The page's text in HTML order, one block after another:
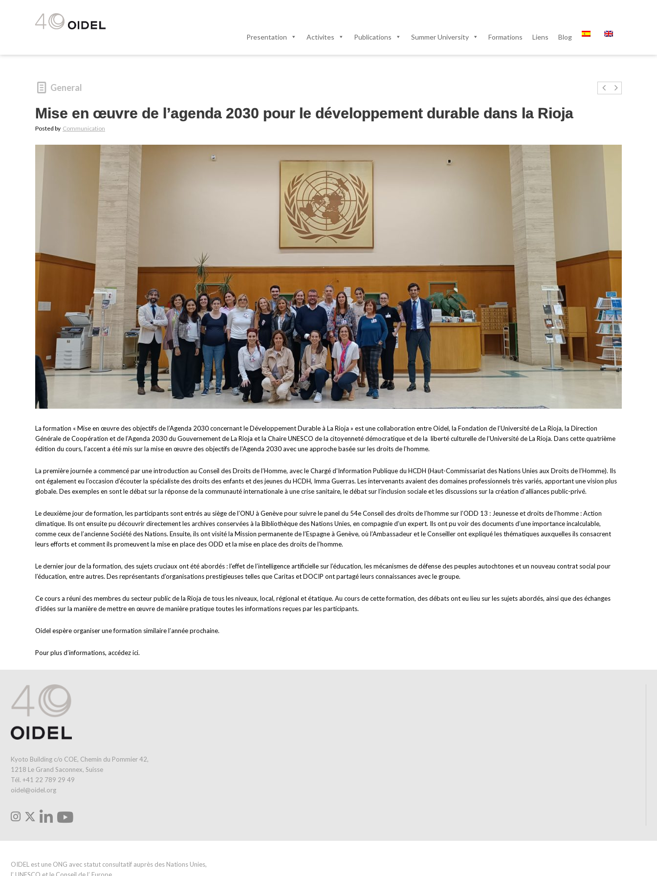
Presentation Activites Publications Summer University Formations Liens Blog
General
Mise en œuvre de l’agenda 2030 pour le développement durable dans la Rioja
Posted by Communication
La formation « Mise en œuvre des objectifs de l’Agenda 2030 concernant le Développement Durable à La Rioja » est une collaboration entre Oidel, la Fondation de l’Université de La Rioja, la Direction
Générale de Coopération et de l’Agenda 2030 du Gouvernement de La Rioja et la Chaire UNESCO de la citoyenneté démocratique et de la liberté culturelle de l’Université de La Rioja. Dans cette quatrième
édition du cours, l’accent a été mis sur la mise en œuvre des objectifs de l’Agenda 2030 avec une approche basée sur les droits de l’homme.
La première journée a commencé par une introduction au Conseil des Droits de l’Homme, avec le Chargé d’Information Publique du HCDH (Haut-Commissariat des Nations Unies aux Droits de l’Homme). Ils
ont également eu l’occasion d’écouter la spécialiste des droits des enfants et des jeunes du HCDH, Imma Guerras. Les intervenants avaient des domaines professionnels très variés, apportant une vision plus
globale. Des exemples en sont le débat sur la réponse de la communauté internationale à une crise sanitaire, le débat sur l’inclusion sociale et les discussions sur la création d’alliances public-privé.
Le deuxième jour de formation, les participants sont entrés au siège de l’ONU à Genève pour suivre le panel du 54e Conseil des droits de l’homme sur l’ODD 13 : Jeunesse et droits de l’homme : Action
climatique. Ils ont ensuite pu découvrir directement les archives conservées à la Bibliothèque des Nations Unies, en compagnie d’un expert. Ils ont pu voir des documents d’une importance incalculable,
comme ceux de l’ancienne Société des Nations. Ensuite, ils ont visité la Mission permanente de l’Espagne à Genève, où l’Ambassadeur et le Conseiller ont expliqué les thématiques auxquelles ils consacrent
leurs efforts et comment ils promeuvent la mise en place des ODD et la mise en place des droits de l’homme.
Le dernier jour de la formation, des sujets cruciaux ont été abordés : l’effet de l’intelligence artificielle sur l’éducation, les mécanismes de défense des peuples autochtones et un nouveau contrat social pour
l’éducation, entre autres. Des représentants d’organisations prestigieuses telles que Caritas et DOCIP ont partagé leurs connaissances avec le groupe.
Ce cours a réuni des membres du secteur public de la Rioja de tous les niveaux, local, régional et étatique. Au cours de cette formation, des débats ont eu lieu sur les sujets abordés, ainsi que des échanges
d’idées sur la manière de mettre en œuvre de manière pratique toutes les informations reçues par les participants.
Oidel espère organiser une formation similaire l’année prochaine.
Pour plus d’informations, accédezici.
Kyoto Building c/o COE, Chemin du Pommier 42,
1218 Le Grand Saconnex, Suisse
Tél. +41 22 789 29 49
oidel@oidel.org
OIDEL est une ONG avec statut consultatif auprès des Nations Unies,